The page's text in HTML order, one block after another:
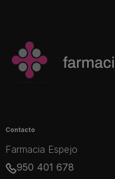
Contacto
Farmacia Espejo
950 401 678